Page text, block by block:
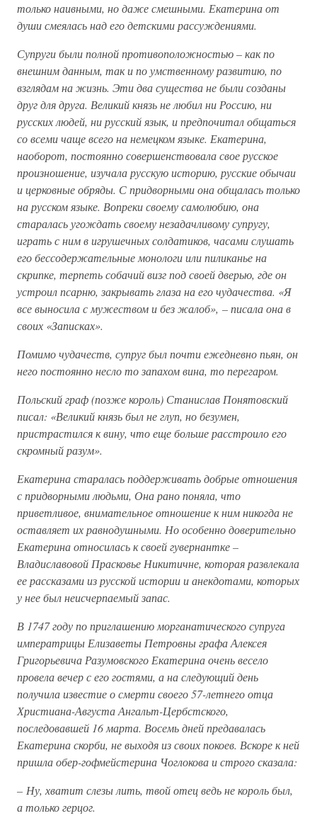
только наивными, но даже смешными. Екатерина от
души смеялась над его детскими рассуждениями.
Супруги были полной противоположностью – как по
внешним данным, так и по умственному развитию, по
взглядам на жизнь. Эти два существа не были созданы
друг для друга. Великий князь не любил ни Россию, ни
русских людей, ни русский язык, и предпочитал общаться
со всеми чаще всего на немецком языке. Екатерина,
наоборот, постоянно совершенствовала свое русское
произношение, изучала русскую историю, русские обычаи
и церковные обряды. С придворными она общалась только
на русском языке. Вопреки своему самолюбию, она
старалась угождать своему незадачливому супругу,
играть с ним в игрушечных солдатиков, часами слушать
его бессодержательные монологи или пиликанье на
скрипке, терпеть собачий визг под своей дверью, где он
устроил псарню, закрывать глаза на его чудачества. «Я
все выносила с мужеством и без жалоб», – писала она в
своих «Записках».
Помимо чудачеств, супруг был почти ежедневно пьян, он
него постоянно несло то запахом вина, то перегаром.
Польский граф (позже король) Станислав Понятовский
писал: «Великий князь был не глуп, но безумен,
пристрастился к вину, что еще больше расстроило его
скромный разум».
Екатерина старалась поддерживать добрые отношения
с придворными людьми, Она рано поняла, что
приветливое, внимательное отношение к ним никогда не
оставляет их равнодушными. Но особенно доверительно
Екатерина относилась к своей гувернантке –
Владиславовой Прасковье Никитичне, которая развлекала
ее рассказами из русской истории и анекдотами, которых
у нее был неисчерпаемый запас.
В 1747 году по приглашению морганатического супруга
императрицы Елизаветы Петровны графа Алексея
Григорьевича Разумовского Екатерина очень весело
провела вечер с его гостями, а на следующий день
получила известие о смерти своего 57-летнего отца
Христиана-Августа Ангальт-Цербстского,
последовавшей 16 марта. Восемь дней предавалась
Екатерина скорби, не выходя из своих покоев. Вскоре к ней
пришла обер-гофмейстерина Чоглокова и строго сказала:
– Ну, хватит слезы лить, твой отец ведь не король был,
а только герцог.